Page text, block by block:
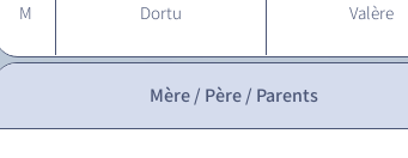
M Dortu Valère
Mère / Père / Parents